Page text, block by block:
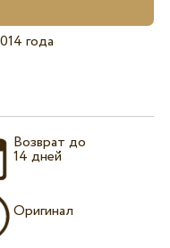
года
Возврат до
14 дней
Оригинал